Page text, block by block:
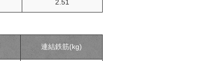
2.51
連結鉄筋(kg)